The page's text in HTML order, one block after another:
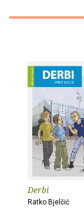
Derbi
Ratko Bjelčić